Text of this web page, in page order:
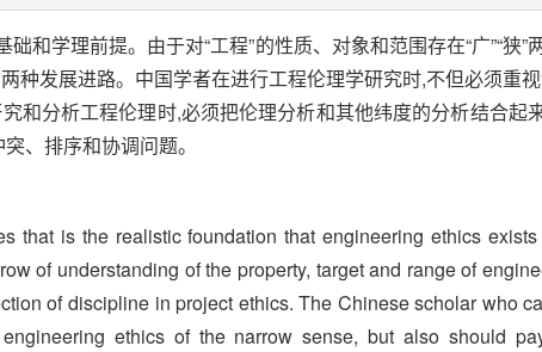
和学理前提。由于对“工程”的性质、对象和范围存在“广”“狭”
发展进路。中国学者在进行工程伦理学研究时,不但必须重视
和分析工程伦理时,必须把伦理分析和其他纬度的分析结合起
、排序和协调问题。
that is the realistic foundation that engineering ethics
of understanding of the property, target and range of
of discipline in project ethics. The Chinese scholar who
ethics of the narrow sense, but also should